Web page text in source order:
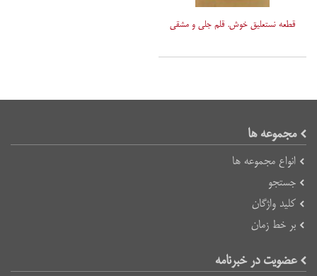
قطعه نستعلیق خوش. قلم جلی و مشقی
مجموعه ها
انواع مجموعه ها
جستجو
کلید واژگان
بر خط زمان
عضویت در خبرنامه